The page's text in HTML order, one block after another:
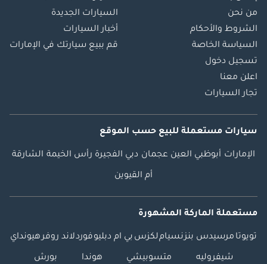
من نحن
الشروط والأحكام
السياسة الخاصة
تسجيل دخول
اعلن معنا
تجار السيارات
السيارات الجديدة
أخبار السيارات
قم ببيع سيارتك في الإمارات
سيارات مستعملة للبيع حسب الموقع
الإمارات أبوظبي العين عجمان دبي الفجيرة رأس الخيمة الشارقة
أم القيوين
مستعملة الماركة المشهورة
تويوتا مرسيدس بنزنسياملكزس بي ام دبليوفوردلاند روفرهيونداي
شيفروليه متسوبيشي هوندا بورش